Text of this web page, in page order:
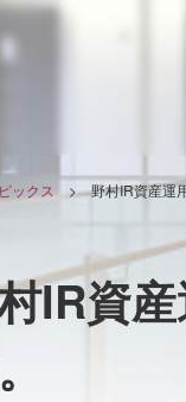
ックス >野村IR資産運
IR資